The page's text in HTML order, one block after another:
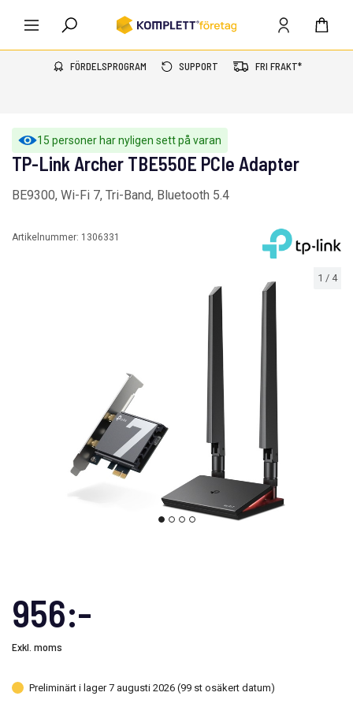
FÖRDELSPROGRAM SUPPORT FRI FRAKT*
15 personer har nyligen sett på varan
1 / 4
TP-Link Archer TBE550E PCIe Adapter
BE9300, Wi-Fi 7, Tri-Band, Bluetooth 5.4
Artikelnummer: 1306331
956:-
Exkl. moms
Preliminärt i lager 7 augusti 2026 (99 st osäkert datum)